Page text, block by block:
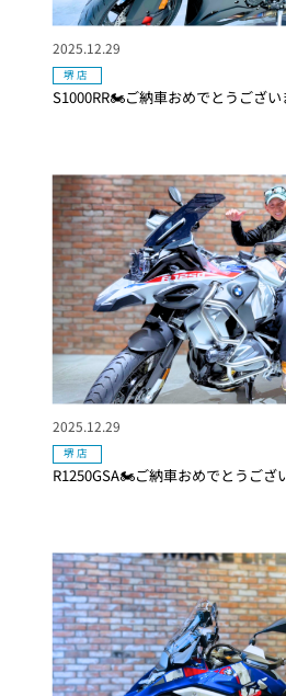
S1000RR🏍ご納車おめでとうござい
2025.12.29
堺店
R1250GSA🏍ご納車おめでとうござい
2025.12.29
堺店